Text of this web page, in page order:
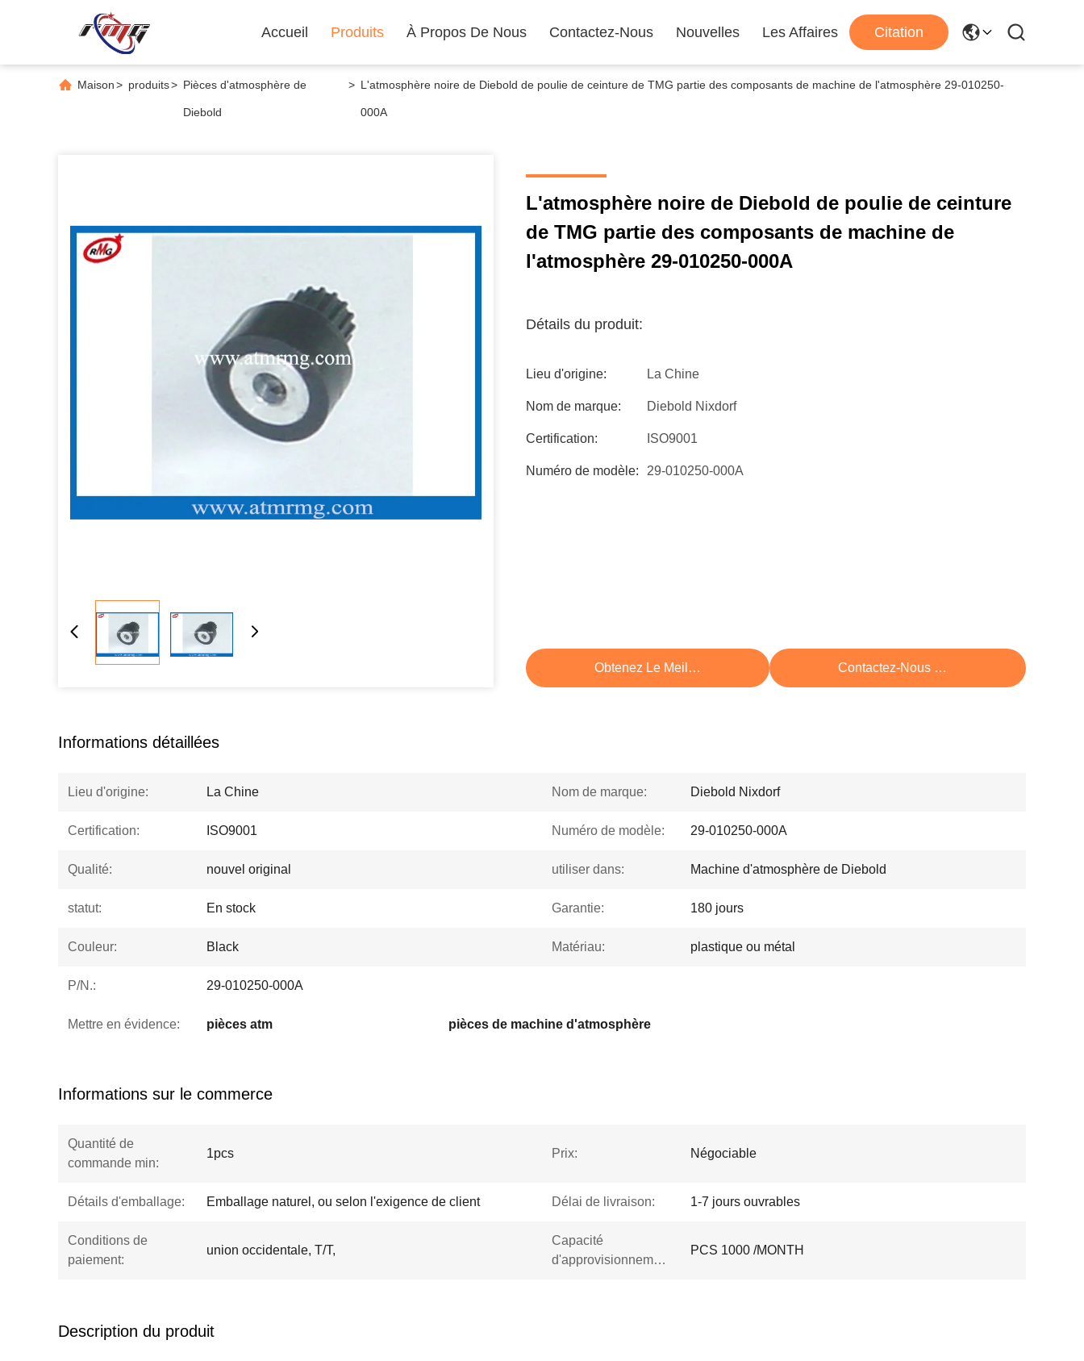
Accueil Produits À Propos De Nous Contactez-Nous Nouvelles Les Affaires Citation
Maison> produits> Pièces d'atmosphère de
Diebold
> L'atmosphère noire de Diebold de poulie de ceinture de TMG partie des composants de machine de l'atmosphère 29-010250-
000A
L'atmosphère noire de Diebold de poulie de ceinture
de TMG partie des composants de machine de
l'atmosphère 29-010250-000A
Détails du produit:
Lieu d'origine: La Chine
Nom de marque: Diebold Nixdorf
Certification: ISO9001
Numéro de modèle: 29-010250-000A
Obtenez Le Meilleur Prix Contactez-Nous Maintenant
Informations détaillées
Lieu d'origine: La Chine Nom de marque: Diebold Nixdorf
Certification: ISO9001 Numéro de modèle: 29-010250-000A
Qualité: nouvel original utiliser dans: Machine d'atmosphère de Diebold
statut: En stock Garantie: 180 jours
Couleur: Black Matériau: plastique ou métal
P/N.: 29-010250-000A
Mettre en évidence: pièces atm pièces de machine d'atmosphère
Informations sur le commerce
Quantité de
commande min:
1pcs Prix: Négociable
Détails d'emballage: Emballage naturel, ou selon l'exigence de client Délai de livraison: 1-7 jours ouvrables
Conditions de
paiement:
union occidentale, T/T,
Capacité
d'approvisionnement:
PCS 1000 /MONTH
Description du produit